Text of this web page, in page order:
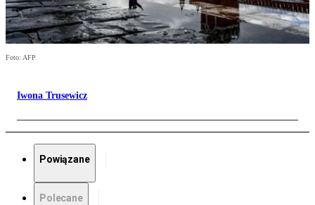
Foto: AFP
Iwona Trusewicz
Powiązane
Polecane